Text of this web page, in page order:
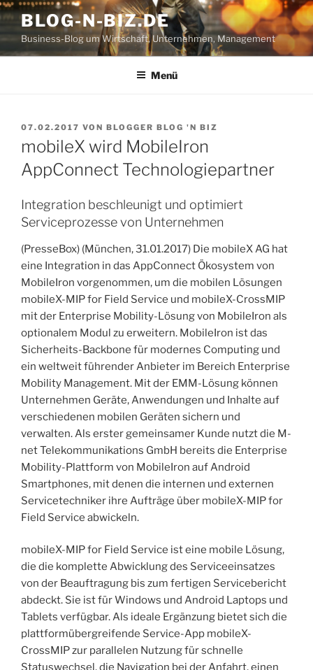
Zum
Inhalt
springen
BLOG-N-BIZ.DE
Business-Blog um Wirtschaft, Unternehmen, Management
Menü
VERÖFFENTLICHT
07.02.2017 VON BLOGGER BLOG 'N BIZ
mobileX wird MobileIron
AppConnect Technologiepartner
Integration beschleunigt und optimiert
Serviceprozesse von Unternehmen
(PresseBox) (München,31.01.2017) Die mobileX AG hat
eine Integration in das AppConnect Ökosystem von
MobileIron vorgenommen, um die mobilen Lösungen
mobileX-MIP for Field Service und mobileX-CrossMIP
mit der Enterprise Mobility-Lösung von MobileIron als
optionalem Modul zu erweitern. MobileIron ist das
Sicherheits-Backbone für modernes Computing und
ein weltweit führender Anbieter im Bereich Enterprise
Mobility Management. Mit der EMM-Lösung können
Unternehmen Geräte, Anwendungen und Inhalte auf
verschiedenen mobilen Geräten sichern und
verwalten. Als erster gemeinsamer Kunde nutzt die M-
net Telekommunikations GmbH bereits die Enterprise
Mobility-Plattform von MobileIron auf Android
Smartphones, mit denen die internen und externen
Servicetechniker ihre Aufträge über mobileX-MIP for
Field Service abwickeln.
mobileX-MIP for Field Service ist eine mobile Lösung,
die die komplette Abwicklung des Serviceeinsatzes
von der Beauftragung bis zum fertigen Servicebericht
abdeckt. Sie ist für Windows und Android Laptops und
Tablets verfügbar. Als ideale Ergänzung bietet sich die
plattformübergreifende Service-App mobileX-
CrossMIP zur parallelen Nutzung für schnelle
Statuswechsel, die Navigation bei der Anfahrt, einen